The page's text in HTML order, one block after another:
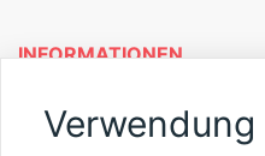
INFORMATIONEN
Was ist EYEFOX – Ihre